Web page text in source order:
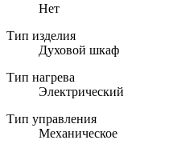
Нет
Тип изделия
Духовой шкаф
Тип нагрева
Электрический
Тип управления
Механическое